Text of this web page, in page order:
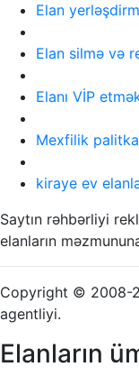
Elan
Elan silmə və
Elanı VİP
Mexfilik
kiraye ev
Saytın rəhbərliyi
elanların
Copyright © 2008-
agentliyi.
Elanların